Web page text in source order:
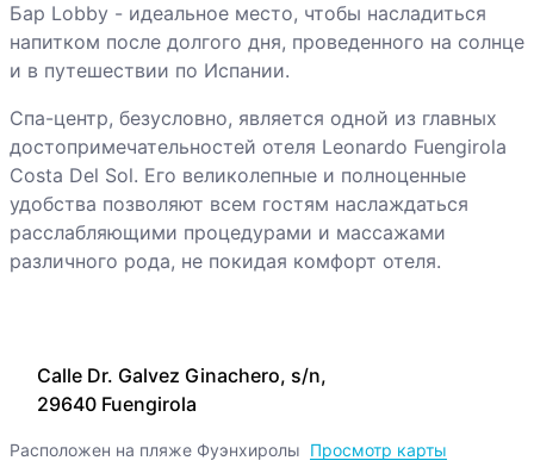
Calle Dr. Galvez Ginachero, s/n,
29640 Fuengirola
Расположен на пляже Фуэнхиролы Просмотр карты
Бар Lobby - идеальное место, чтобы насладиться
напитком после долгого дня, проведенного на солнце
и в путешествии по Испании.
Спа-центр, безусловно, является одной из главных
достопримечательностей отеля Leonardo Fuengirola
Costa Del Sol. Его великолепные и полноценные
удобства позволяют всем гостям наслаждаться
расслабляющими процедурами и массажами
различного рода, не покидая комфорт отеля.